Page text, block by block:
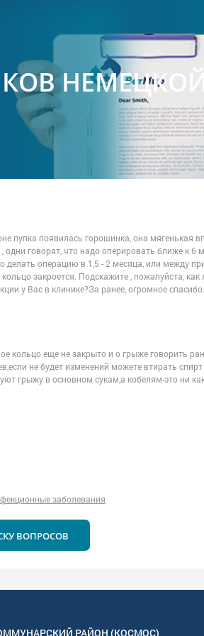
НЕМЕЦКОЙ
пупка появилась горошинка, она мягенькая
говорят, что надо оперировать ближе к 6
делать операцию в 1,5 - 2 месяца, или между
закроется. Подскажите , пожалуйста, как
у Вас в клинике?За ранее, огромное спасибо.
кольцо еще не закрыто и о грыже говорить
не будет изменений можете втирать
грыжу в основном сукам,а кобелям-это ни
заболевания
ВОПРОСОВ
РАЙОН (КОСМОС)